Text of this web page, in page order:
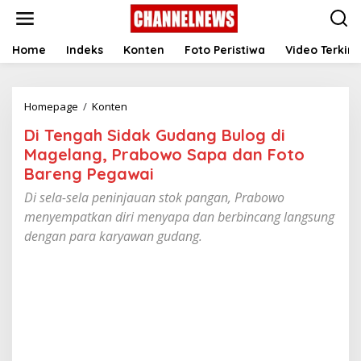
t
Home Indeks Konten Foto Peristiwa Video Terkini
Homepage / Konten
T
e
n
g
a
S
i
Di Tengah Sidak Gudang Bulog di
Magelang, Prabowo Sapa dan Foto
Bareng Pegawai
Di sela-sela peninjauan stok pangan, Prabowo
menyempatkan diri menyapa dan berbincang langsung
dengan para karyawan gudang.